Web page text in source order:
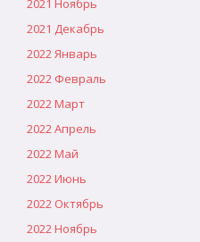
2021 Ноябрь
2021 Декабрь
2022 Январь
2022 Февраль
2022 Март
2022 Апрель
2022 Май
2022 Июнь
2022 Октябрь
2022 Ноябрь